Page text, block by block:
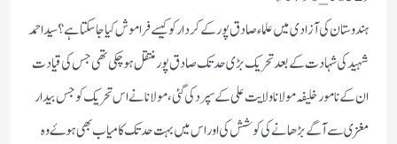
ہندوستان کی آزادی میں علماء صادق پور کے کردار کو کیسے فراموش کیا جا سکتا ہے؟ سید احمد
شہید کی شہادت کے بعد تحریک بڑی حد تک صادق پور منتقل ہو چکی تھی جس کی قیادت
ان کے نامور خلیفہ مولانا ولایت علی کے سپرد کی گئی، مولانا نے اس تحریک کو جس بیدار
مغزی سے آگے بڑھانے کی کوشش کی اور اس میں بہت حد تک کامیاب بھی ہوۓ وہ